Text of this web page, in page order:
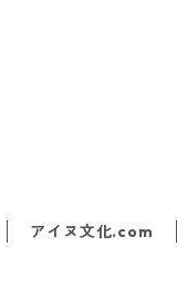
アイヌ文化.com